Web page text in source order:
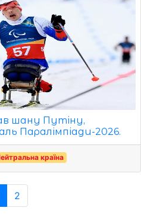
шану Путіну,
Паралімпіади-2026.
країна
2